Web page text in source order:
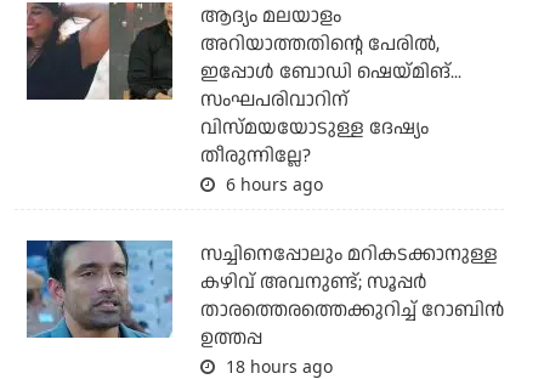
ആദ്യം മലയാളം
അറിയാത്തതിന്റെ പേരില്‍,
ഇപ്പോള്‍ ബോഡി ഷെയ്മിങ്...
സംഘപരിവാറിന്
വിസ്മയയോടുള്ള ദേഷ്യം
തീരുന്നില്ലേ?
6 hours ago
സച്ചിനെപ്പോലും മറികടക്കാനുള്ള
കഴിവ് അവനുണ്ട്; സൂപ്പര്‍
താരത്തെരത്തെക്കുറിച്ച് റോബിന്‍
ഉത്തപ്പ
18 hours ago